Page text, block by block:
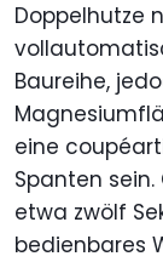
Doppelhutze
Baureihe,
eine
Spanten
etwa zwölf
bedienbares